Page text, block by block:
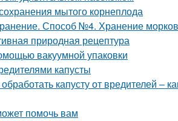
мытого корнеплода
Способ №4. Хранение
природная рецептура
вакуумной упаковки
капусты
капусту от вредителей –
помочь вам